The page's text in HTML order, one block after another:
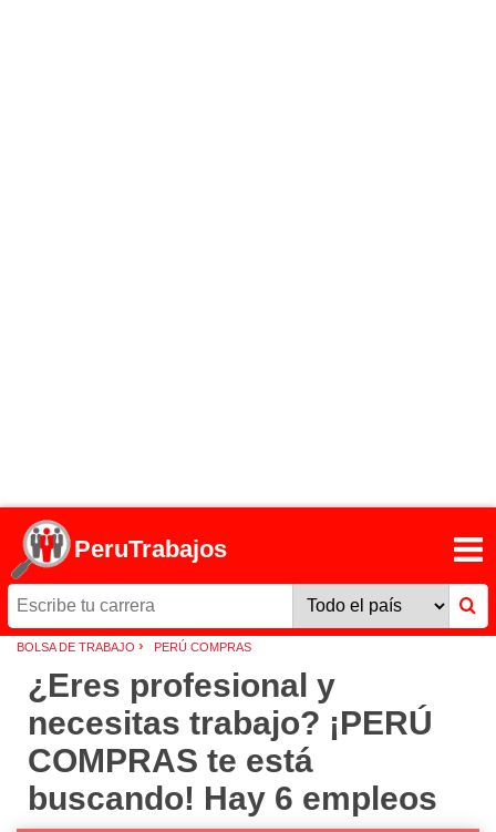
PeruTrabajos
BOLSA DE TRABAJO › PERÚ COMPRAS
¿Eres profesional y
necesitas trabajo? ¡PERÚ
COMPRAS te está
buscando! Hay 6 empleos